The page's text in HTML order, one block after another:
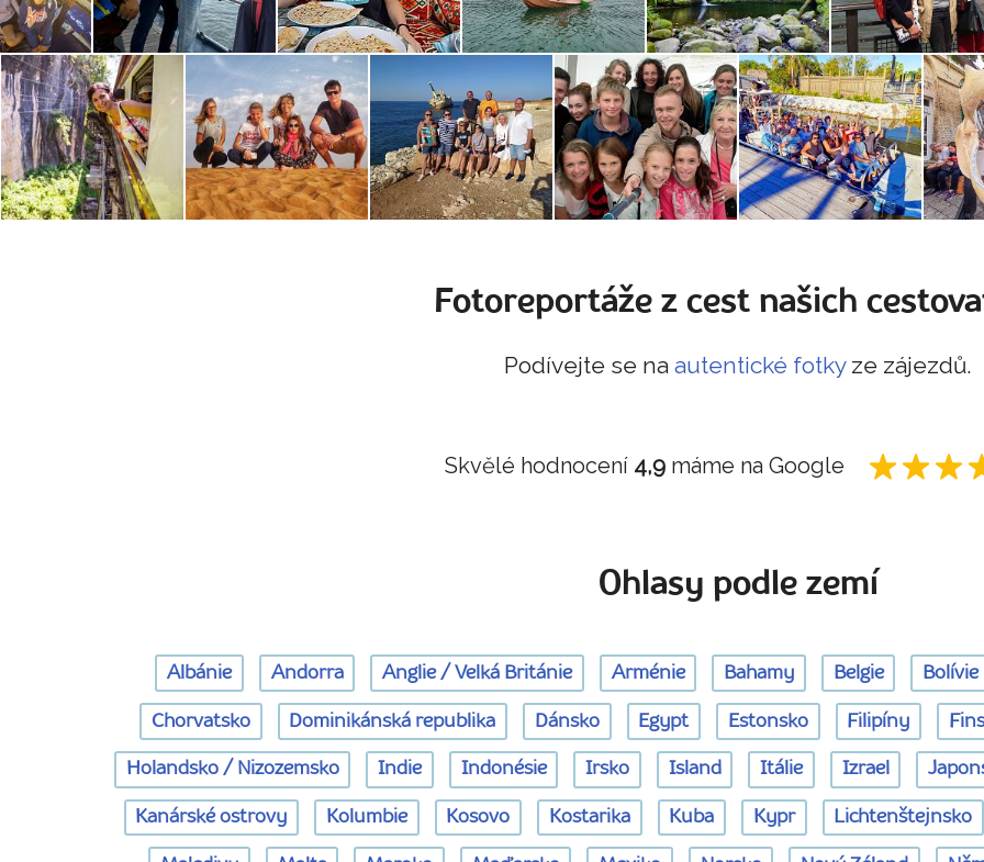
Fotoreportáže z cest našich
Podívejte se na autentické fotkyze zájezdů.
Skvělé hodnocení 4,9 máme na Google
Ohlasy podle zemí
Albánie Andorra Anglie / Velká Británie Arménie Bahamy Belgie Bolívie
Chorvatsko Dominikánská republika Dánsko Egypt Estonsko Filipíny
Holandsko / Nizozemsko Indie Indonésie Irsko Island Itálie Izrael
Kanárské ostrovy Kolumbie Kosovo Kostarika Kuba Kypr Lichtenštejnsko